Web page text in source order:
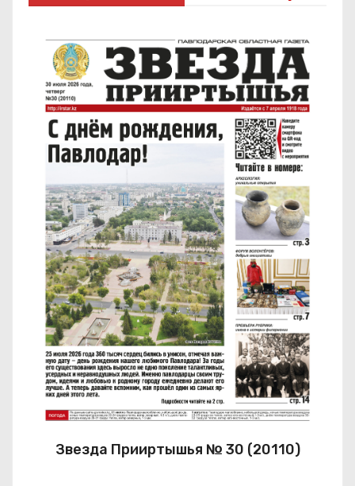
Звезда Прииртышья № 30 (20110)